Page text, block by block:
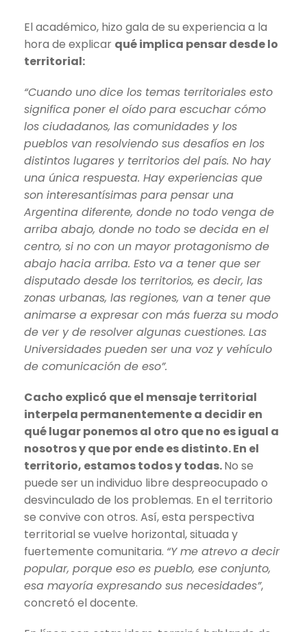
El académico, hizo gala de su experiencia a la
hora de explicar qué implica pensar desde lo
territorial:
“Cuando uno dice los temas territoriales esto
significa poner el oído para escuchar cómo
los ciudadanos, las comunidades y los
pueblos van resolviendo sus desafíos en los
distintos lugares y territorios del país. No hay
una única respuesta. Hay experiencias que
son interesantísimas para pensar una
Argentina diferente, donde no todo venga de
arriba abajo, donde no todo se decida en el
centro, si no con un mayor protagonismo de
abajo hacia arriba. Esto va a tener que ser
disputado desde los territorios, es decir, las
zonas urbanas, las regiones, van a tener que
animarse a expresar con más fuerza su modo
de ver y de resolver algunas cuestiones. Las
Universidades pueden ser una voz y vehículo
de comunicación de eso”.
Cacho explicó que el mensaje territorial
interpela permanentemente a decidir en
qué lugar ponemos al otro que no es igual a
nosotros y que por ende es distinto. En el
territorio, estamos todos y todas.No se
puede ser un individuo libre despreocupado o
desvinculado de los problemas. En el territorio
se convive con otros. Así, esta perspectiva
territorial se vuelve horizontal, situada y
fuertemente comunitaria. “Y me atrevo a decir
popular, porque eso es pueblo, ese conjunto,
esa mayoría expresando sus necesidades”,
concretó el docente.